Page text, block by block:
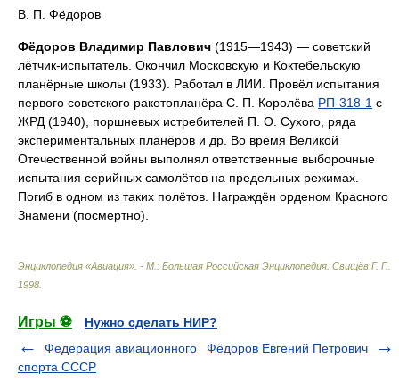
В. П. Фёдоров
Фёдоров Владимир Павлович (1915—1943) — советский
лётчик-испытатель. Окончил Московскую и Коктебельскую
планёрные школы (1933). Работал в ЛИИ. Провёл испытания
первого советского ракетопланёра С. П. Королёва РП-318-1 с
ЖРД (1940), поршневых истребителей П. О. Сухого, ряда
экспериментальных планёров и др. Во время Великой
Отечественной войны выполнял ответственные выборочные
испытания серийных самолётов на предельных режимах.
Погиб в одном из таких полётов. Награждён орденом Красного
Знамени (посмертно).
Энциклопедия «Авиация». - М.: Большая Российская Энциклопедия Свищёв Г. Г.
1998
Игры ⚽
Нужно сделать НИР?
Федерация авиационного
спорта СССР
Фёдоров Евгений Петрович